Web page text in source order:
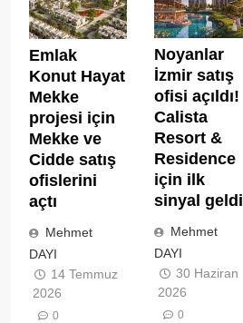
Emlak
Konut Hayat
Mekke
projesi için
Mekke ve
Cidde satış
ofislerini
açtı
Mehmet
DAYI
14 Temmuz
2026
0
Noyanlar
İzmir satış
ofisi açıldı!
Calista
Resort &
Residence
için ilk
sinyal geldi
Mehmet
DAYI
30 Haziran
2026
0